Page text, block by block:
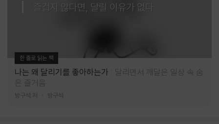
즐겁지 않다면, 달릴 이유가 없다
한 줄로 읽는 책
나는 왜 달리기를 좋아하는가
달리면서 깨달은 일상 속 숨
은 즐거움
방구석 저 방구석